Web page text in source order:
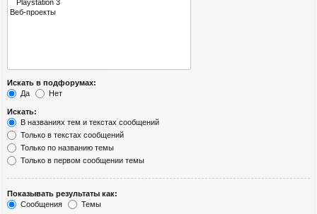
Искать в подфорумах:
Да
Нет
Искать:
В названиях тем и текстах сообщений
Только в текстах сообщений
Только по названию темы
Только в первом сообщении темы
Показывать результаты как:
Сообщения
Темы